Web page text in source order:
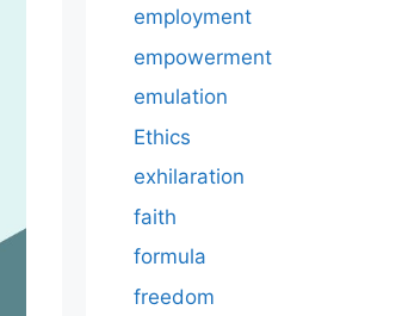
employment
empowerment
emulation
Ethics
exhilaration
faith
formula
freedom